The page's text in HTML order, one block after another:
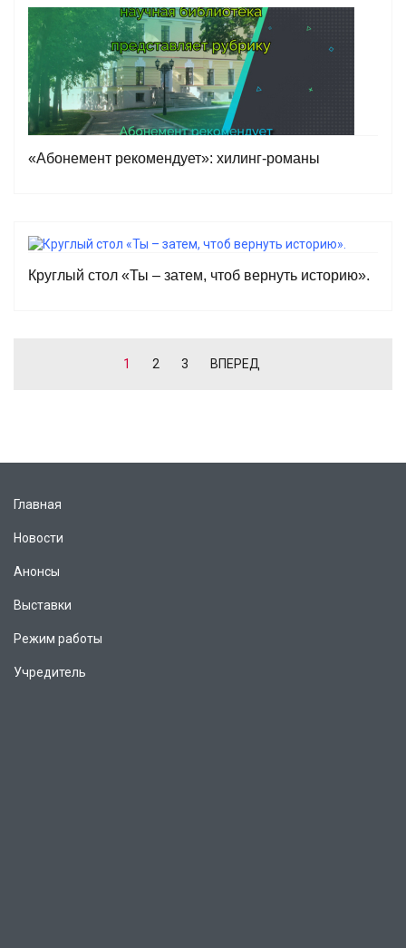
«Абонемент рекомендует»: хилинг-романы
Круглый стол «Ты – затем, чтоб вернуть историю».
1 2 3 ВПЕРЕД
Главная
Новости
Анонсы
Выставки
Режим работы
Учредитель